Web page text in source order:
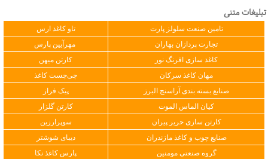
تبلیغات متنی
تامین صنعت سلولز پارت
تاو کاغذ ارس
تجارت پردازان بهاران
مهرآیین پارس
کاغذ سازی افرنگ نور
کارتن میهن
مهان کاغذ سرکان
چی‌چست کاغذ
صنایع بسته بندی آراسنج البرز
پیک فراز
کیان الماس الموت
کارتن گلزار
کارتن سازی حریر پیران
سوپرارزین
صنایع چوب و کاغذ مازندران
دیبای شوشتر
گروه صنعتی مومنین
پارس کاغذ نکا